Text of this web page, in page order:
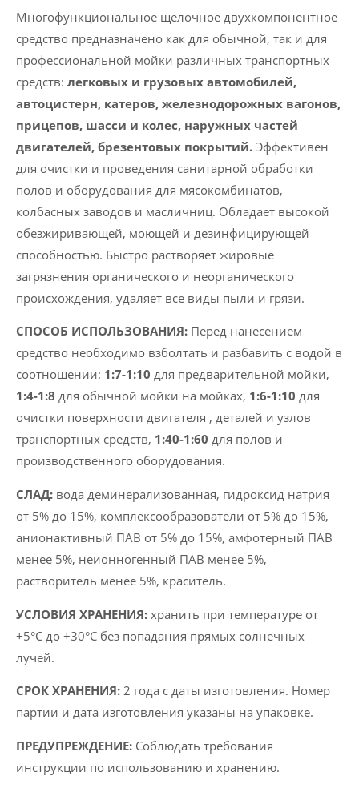
кг
Многофункциональное щелочное двухкомпонентное
средство предназначено как для обычной, так и для
профессиональной мойки различных транспортных
средств: легковых и грузовых автомобилей,
автоцистерн, катеров, железнодорожных вагонов,
прицепов, шасси и колес, наружных частей
двигателей, брезентовых покрытий. Эффективен
для очистки и проведения санитарной обработки
полов и оборудования для мясокомбинатов,
колбасных заводов и масличниц. Обладает высокой
обезжиривающей, моющей и дезинфицирующей
способностью. Быстро растворяет жировые
загрязнения органического и неорганического
происхождения, удаляет все виды пыли и грязи.
СПОСОБ ИСПОЛЬЗОВАНИЯ: Перед нанесением
средство необходимо взболтать и разбавить с водой в
соотношении: 1:7-1:10 для предварительной мойки,
1:4-1:8 для обычной мойки на мойках, 1:6-1:10 для
очистки поверхности двигателя , деталей и узлов
транспортных средств, 1:40-1:60 для полов и
производственного оборудования.
CЛАД: вода деминерализованная, гидроксид натрия
от 5% до 15%, комплексообразователи от 5% до 15%,
анионактивный ПАВ от 5% до 15%, амфотерный ПАВ
менее 5%, неионногенный ПАВ менее 5%,
растворитель менее 5%, краситель.
УСЛОВИЯ ХРАНЕНИЯ: хранить при температуре от
+5°C до +30°C без попадания прямых солнечных
лучей.
СРОК ХРАНЕНИЯ: 2 года с даты изготовления. Номер
партии и дата изготовления указаны на упаковке.
ПРЕДУПРЕЖДЕНИЕ: Соблюдать требования
инструкции по использованию и хранению.